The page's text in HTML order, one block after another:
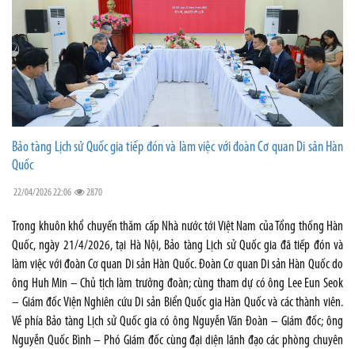
Bảo tàng Lịch sử Quốc gia tiếp đón và làm việc với đoàn Cơ quan Di sản Hàn
Quốc
22/04/2026 22:06 2870
Trong khuôn khổ chuyến thăm cấp Nhà nước tới Việt Nam của Tổng thống Hàn
Quốc, ngày 21/4/2026, tại Hà Nội, Bảo tàng Lịch sử Quốc gia đã tiếp đón và
làm việc với đoàn Cơ quan Di sản Hàn Quốc. Đoàn Cơ quan Di sản Hàn Quốc do
ông Huh Min – Chủ tịch làm trưởng đoàn; cùng tham dự có ông Lee Eun Seok
– Giám đốc Viện Nghiên cứu Di sản Biển Quốc gia Hàn Quốc và các thành viên.
Về phía Bảo tàng Lịch sử Quốc gia có ông Nguyễn Văn Đoàn – Giám đốc; ông
Nguyễn Quốc Bình – Phó Giám đốc cùng đại diện lãnh đạo các phòng chuyên